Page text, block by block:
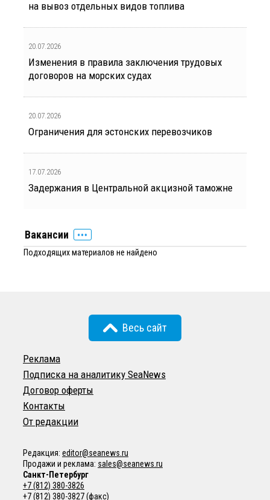
на вывоз отдельных видов топлива
20.07.2026
Изменения в правила заключения трудовых
договоров на морских судах
20.07.2026
Ограничения для эстонских перевозчиков
17.07.2026
Задержания в Центральной акцизной таможне
Вакансии
Подходящих материалов не найдено
Весь сайт
Реклама
Подписка на аналитику SeaNews
Договор оферты
Контакты
От редакции
Редакция: editor@seanews.ru
Продажи и реклама: sales@seanews.ru
Санкт-Петербург
+7 (812) 380-3826
+7 (812) 380-3827(факс)